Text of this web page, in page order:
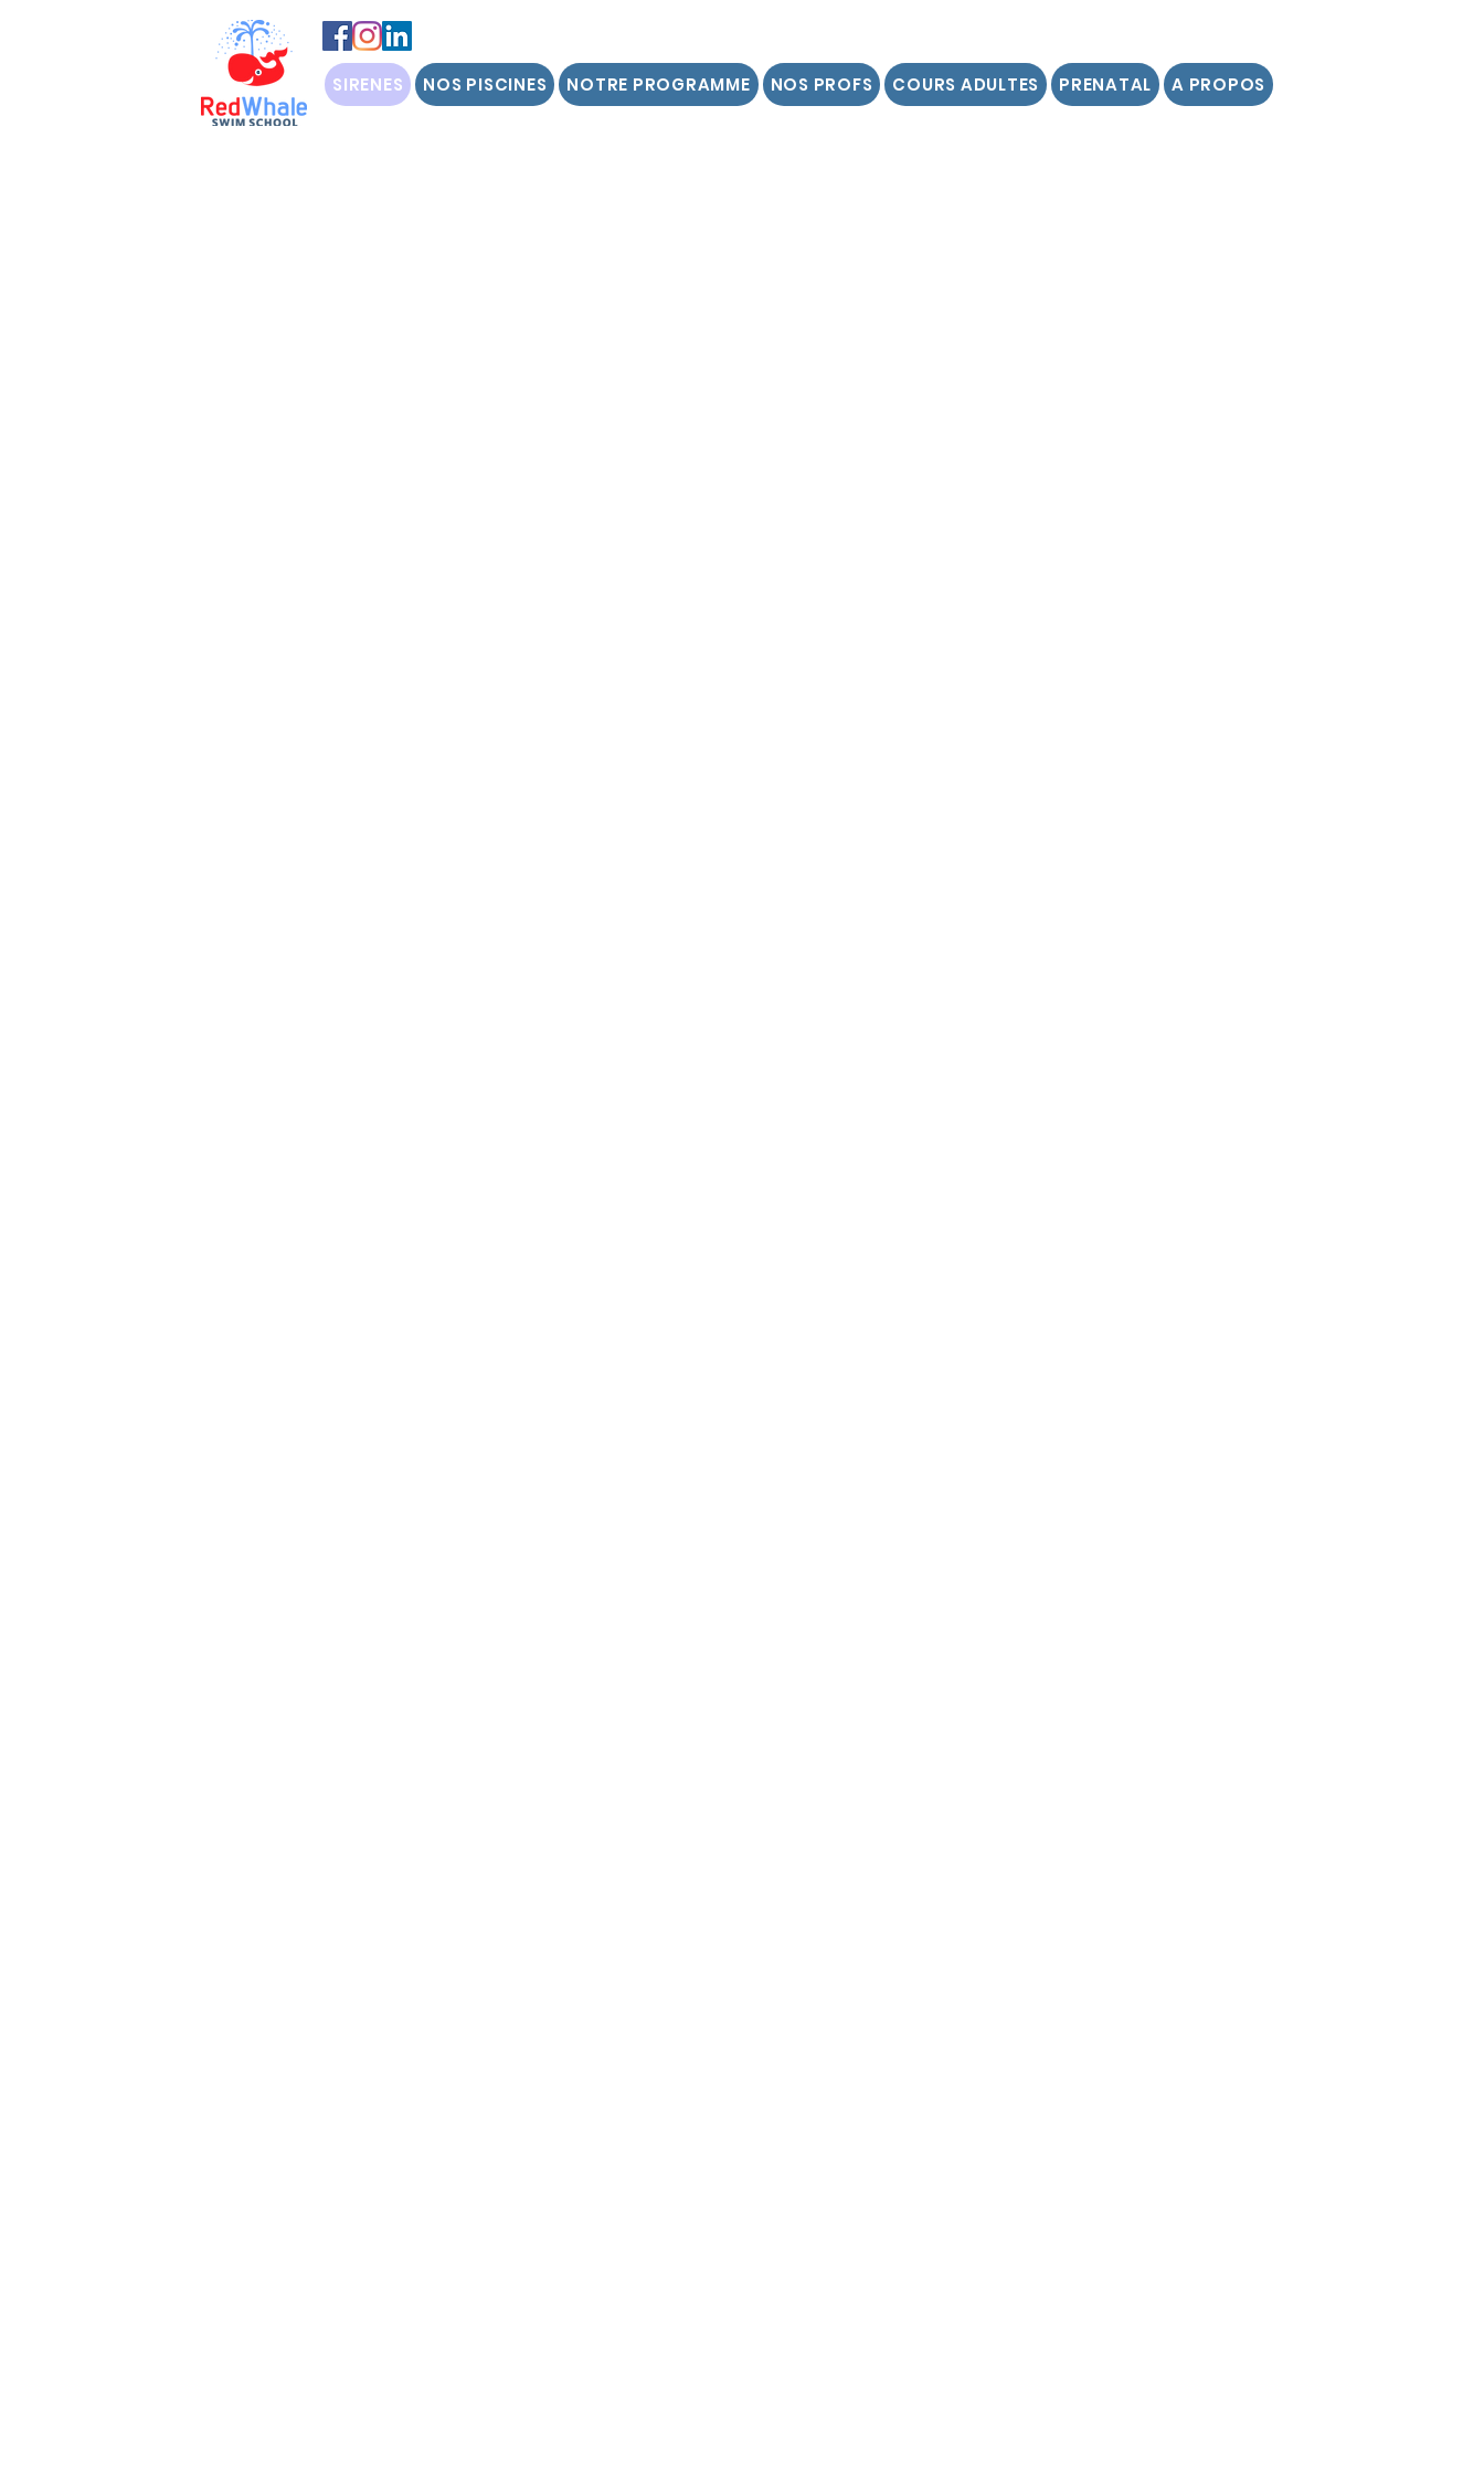
SIRENES NOS PISCINES NOTRE PROGRAMME NOS PROFS COURS ADULTES PRENATAL A PROPOS